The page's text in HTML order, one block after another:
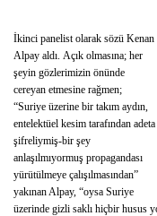
İkinci panelist olarak sözü Kenan
Alpay aldı. Açık olmasına; her
şeyin gözlerimizin önünde
cereyan etmesine rağmen;
“Suriye üzerine bir takım aydın,
entelektüel kesim tarafından adeta
şifreliymiş-bir şey
anlaşılmıyormuş propagandası
yürütülmeye çalışılmasından”
yakınan Alpay, “oysa Suriye
üzerinde gizli saklı hiçbir husus